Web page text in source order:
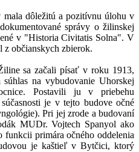
dôležitú a pozitívnu úlohu v
správy o žilinskej
v "Historia Civitatis Solna". V
z občianskych zbierok.
sa začali písať v roku 1913,
na vybudovanie Uhorskej
Postavili ju v priebehu
je v tejto budove očné
Pri jej zrode a budovaní
MUDr. Vojtech Spanyol ako
primára očného oddelenia
je kaštieľ v Bytčici, ktorý